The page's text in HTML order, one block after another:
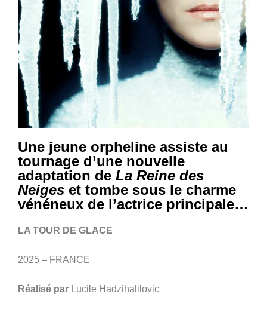
Une jeune orpheline assiste au
tournage d’une nouvelle
adaptation de La Reine des
Neiges et tombe sous le charme
vénéneux de l’actrice principale…
LA TOUR DE GLACE
2025 – FRANCE
Réalisé par Lucile Hadzihalilovic